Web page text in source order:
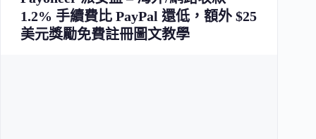
1.2% 手續費比 PayPal 還低，額外 $25
美元獎勵免費註冊圖文教學